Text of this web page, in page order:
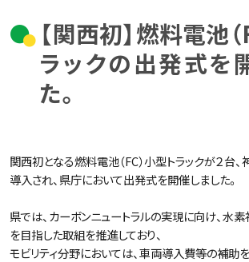
【関西初】燃料電池
ラックの出発式を
た。
関西初となる燃料電池（FC）小型トラックが２台
導入され、県庁において出発式を開催しました。
県では、カーボンニュートラルの実現に向け、水
を目指した取組を推進しており、
モビリティ分野においては、車両導入費等の補助